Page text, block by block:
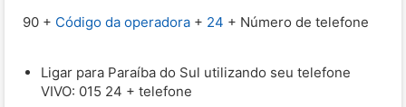
90 + Código da operadora + 24 + Número de telefone
Ligar para Paraíba do Sul utilizando seu telefone
VIVO: 015 24 + telefone